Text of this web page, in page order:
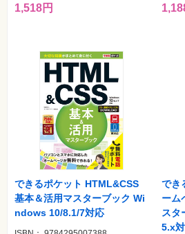
1,518円
できるポケット HTML&CSS
基本＆活用マスターブック Wi
ndows 10/8.1/7対応
でき
ーム
スタ
5.x